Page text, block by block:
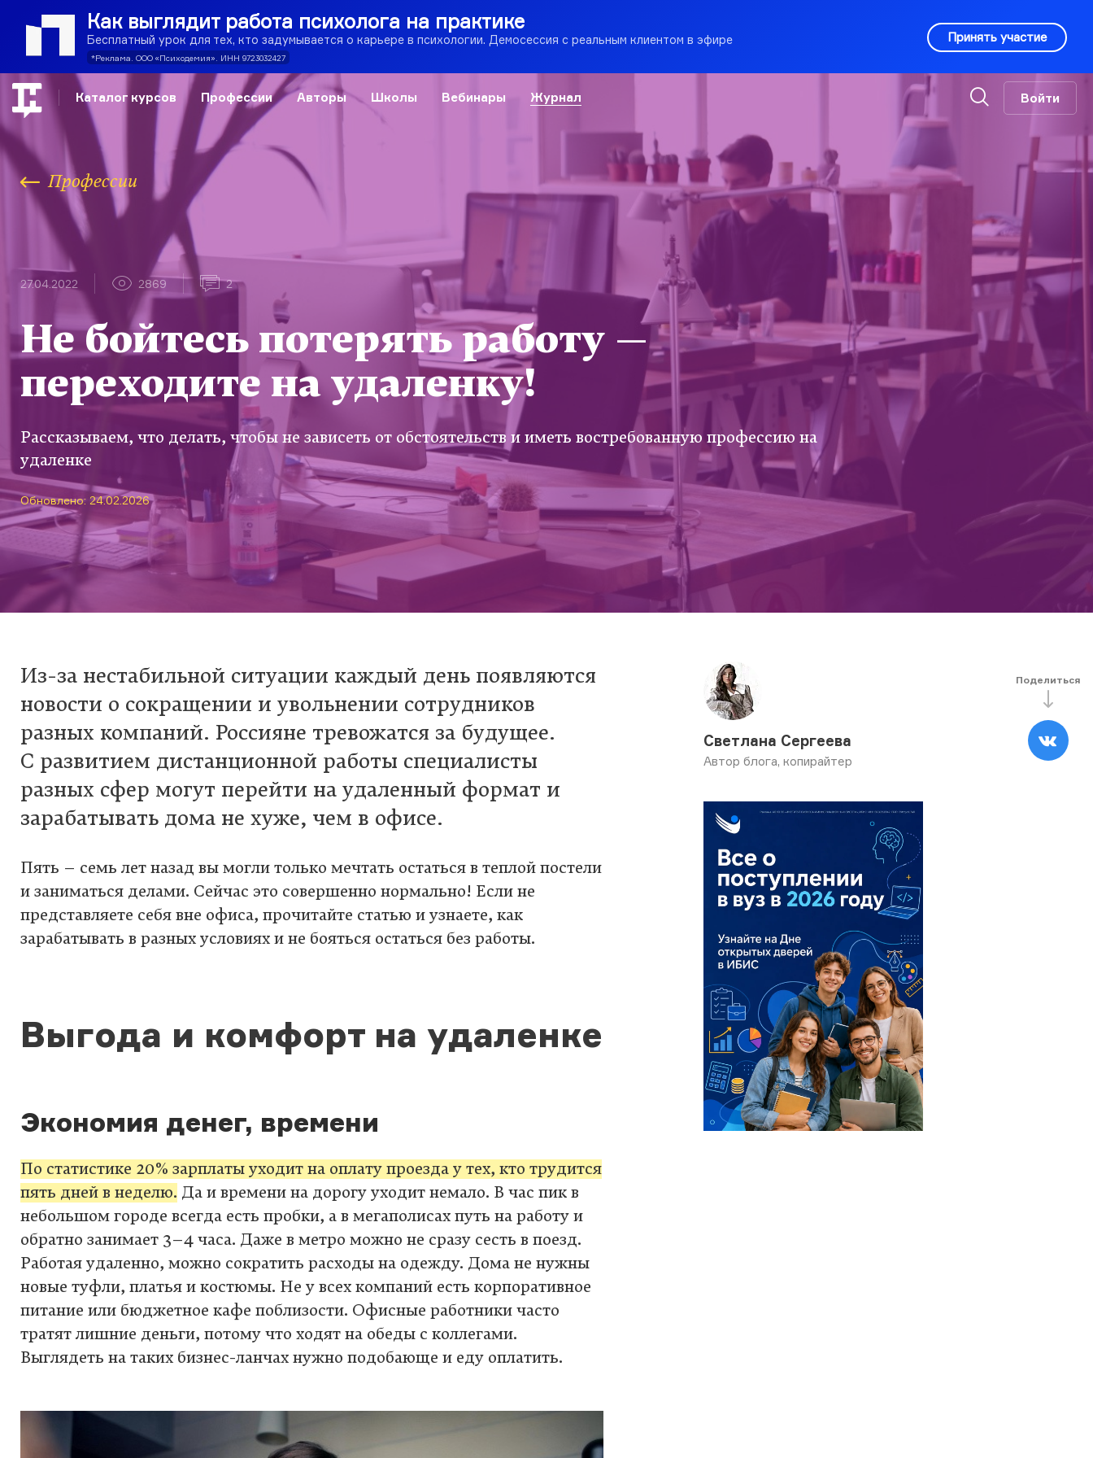
Как выглядит работа психолога на практике
Бесплатный урок для тех, кто задумывается о карьере в психологии. Демосессия с реальным клиентом в эфире
*Реклама. ООО «Психодемия». ИНН 9723032427
Принять участие
Каталог курсов Профессии Авторы Школы Вебинары Журнал Войти
Профессии
27.04.2022 2869 2
Не бойтесь потерять работу —
переходите на удаленку!
Рассказываем, что делать, чтобы не зависеть от обстоятельств и иметь востребованную профессию на
удаленке
Обновлено: 24.02.2026
Из-за нестабильной ситуации каждый день появляются
новости о сокращении и увольнении сотрудников
разных компаний. Россияне тревожатся за будущее.
С развитием дистанционной работы специалисты
разных сфер могут перейти на удаленный формат и
зарабатывать дома не хуже, чем в офисе.
Светлана Сергеева
Автор блога, копирайтер
Пять – семь лет назад вы могли только мечтать остаться в теплой постели
и заниматься делами. Сейчас это совершенно нормально! Если не
представляете себя вне офиса, прочитайте статью и узнаете, как
зарабатывать в разных условиях и не бояться остаться без работы.
Выгода и комфорт на удаленке
Экономия денег, времени
По статистике 20% зарплаты уходит на оплату проезда у тех, кто трудится
пять дней в неделю. Да и времени на дорогу уходит немало. В час пик в
небольшом городе всегда есть пробки, а в мегаполисах путь на работу и
обратно занимает 3–4 часа. Даже в метро можно не сразу сесть в поезд.
Работая удаленно, можно сократить расходы на одежду. Дома не нужны
новые туфли, платья и костюмы. Не у всех компаний есть корпоративное
питание или бюджетное кафе поблизости. Офисные работники часто
тратят лишние деньги, потому что ходят на обеды с коллегами.
Выглядеть на таких бизнес-ланчах нужно подобающе и еду оплатить.
Поделиться